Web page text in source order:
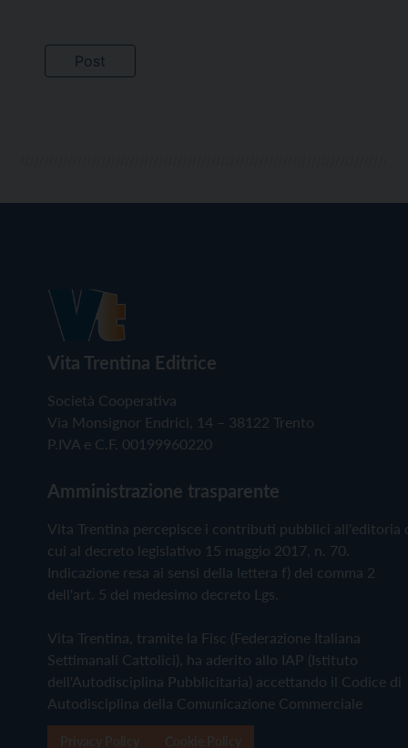
Vita Trentina Editrice
Società Cooperativa
Via Monsignor Endrici, 14 – 38122 Trento
P.IVA e C.F. 00199960220
Amministrazione trasparente
Vita Trentina percepisce i contributi pubblici all'editoria
cui al decreto legislativo 15 maggio 2017, n. 70.
Indicazione resa ai sensi della lettera f) del comma 2
dell'art. 5 del medesimo decreto Lgs.
Vita Trentina, tramite la Fisc (Federazione Italiana
Settimanali Cattolici), ha aderito allo IAP (Istituto
dell'Autodisciplina Pubblicitaria) accettando il Codice di
Autodisciplina della Comunicazione Commerciale